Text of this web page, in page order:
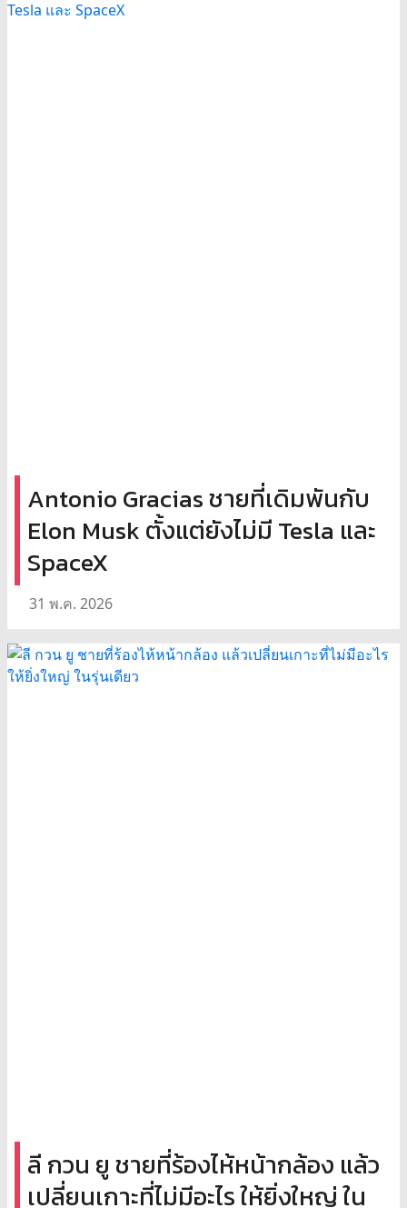
Antonio Gracias ชายที่เดิมพันกับ
Elon Musk ตั้งแต่ยังไม่มี Tesla และ
SpaceX
31 พ.ค. 2026
ลี กวน ยู ชายที่ร้องไห้หน้ากล้อง แล้ว
เปลี่ยนเกาะที่ไม่มีอะไร ให้ยิ่งใหญ่ ใน